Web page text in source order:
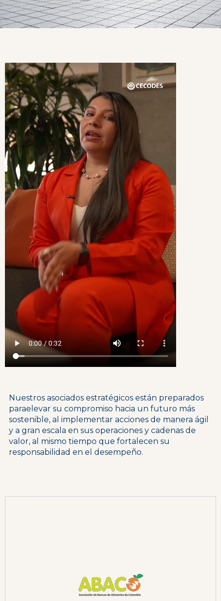
Nuestros asociados estratégicos están preparados
paraelevar su compromiso hacia un futuro más
sostenible, al implementar acciones de manera ágil
y a gran escala en sus operaciones y cadenas de
valor, al mismo tiempo que fortalecen su
responsabilidad en el desempeño.